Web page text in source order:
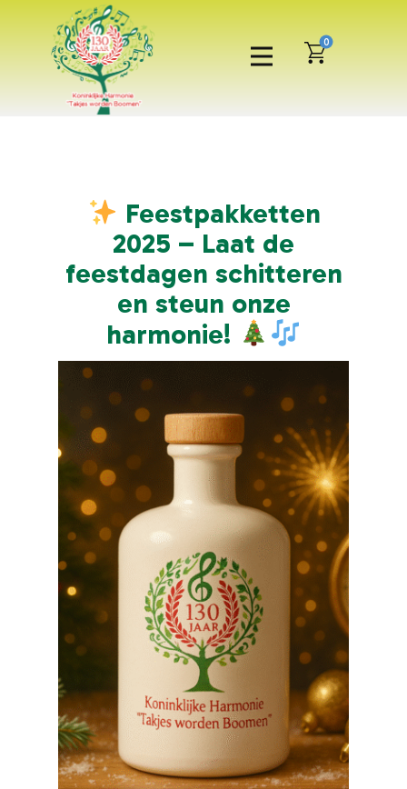
0
Feestpakketten
2025 – Laat de
feestdagen schitteren
en steun onze
harmonie!